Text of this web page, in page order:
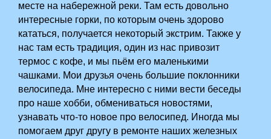
месте на набережной реки. Там есть довольно
интересные горки, по которым очень здорово
кататься, получается некоторый экстрим. Также у
нас там есть традиция, один из нас привозит
термос с кофе, и мы пьём его маленькими
чашками. Мои друзья очень большие поклонники
велосипеда. Мне интересно с ними вести беседы
про наше хобби, обмениваться новостями,
узнавать что-то новое про велосипед. Иногда мы
помогаем друг другу в ремонте наших железных